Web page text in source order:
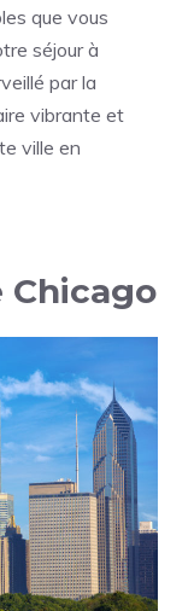
que vous
séjour à
par la
vibrante et
ville en